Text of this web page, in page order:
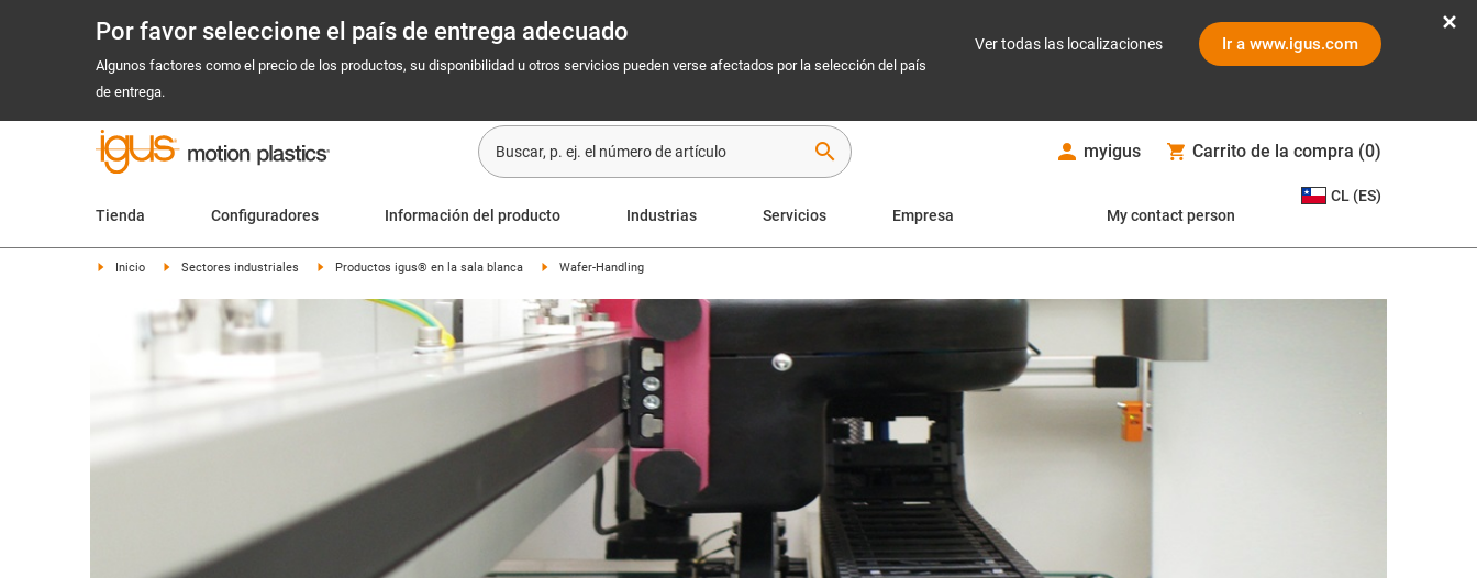
Por favor seleccione el país de entrega adecuado
Algunos factores como el precio de los productos, su disponibilidad u otros servicios pueden verse afectados por la selección del país
de entrega.
Ver todas las localizaciones Ir a www.igus.com
search myigus Carrito de la compra (0)
Tienda Configuradores Información del producto Industrias Servicios Empresa My contact person
CL (ES)
Inicio Sectores industriales Productos igus® en la sala blanca Wafer-Handling